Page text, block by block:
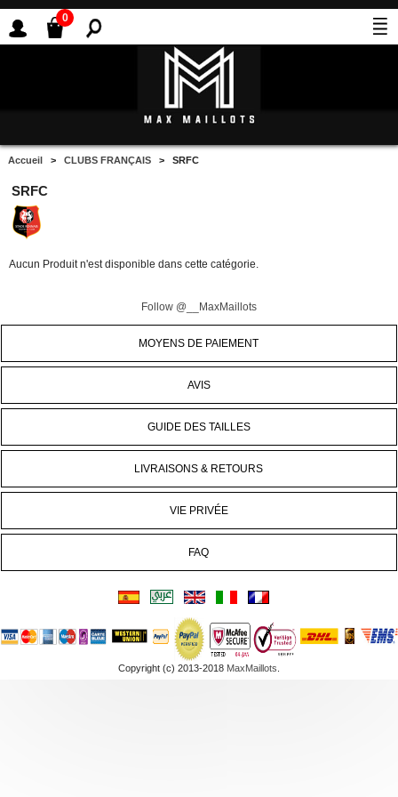
0
Accueil >CLUBS FRANÇAIS > SRFC
SRFC
Aucun Produit n'est disponible dans cette catégorie.
Follow @__MaxMaillots
MOYENS DE PAIEMENT
AVIS
GUIDE DES TAILLES
LIVRAISONS & RETOURS
VIE PRIVÉE
FAQ
Copyright (c) 2013-2018 MaxMaillots